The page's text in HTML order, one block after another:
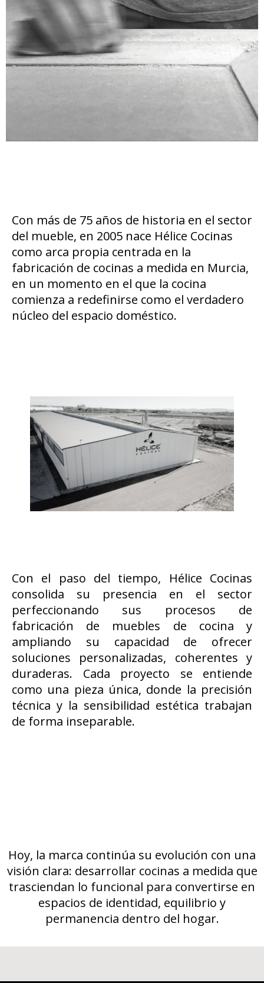
Con más de 75 años de historia en el sector
del mueble, en 2005 nace Hélice Cocinas
como arca propia centrada en la
fabricación de cocinas a medida en Murcia,
en un momento en el que la cocina
comienza a redefinirse como el verdadero
núcleo del espacio doméstico.
Con el paso del tiempo, Hélice Cocinas
consolida su presencia en el sector
perfeccionando sus procesos de
fabricación de muebles de cocina y
ampliando su capacidad de ofrecer
soluciones personalizadas, coherentes y
duraderas. Cada proyecto se entiende
como una pieza única, donde la precisión
técnica y la sensibilidad estética trabajan
de forma inseparable.
Hoy, la marca continúa su evolución con una
visión clara: desarrollar cocinas a medida que
trasciendan lo funcional para convertirse en
espacios de identidad, equilibrio y
permanencia dentro del hogar.